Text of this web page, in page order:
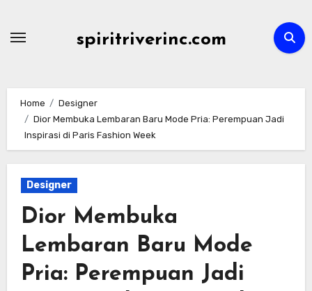
spiritriverinc.com
Home
Designer
Dior Membuka Lembaran Baru Mode Pria: Perempuan Jadi
Inspirasi di Paris Fashion Week
Designer
Dior Membuka
Lembaran Baru Mode
Pria: Perempuan Jadi